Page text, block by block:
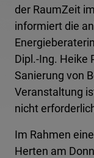
der RaumZeit
informiert die
Dipl.-Ing. Heike
Sanierung von
Veranstaltung
nicht
Im Rahmen
Herten am